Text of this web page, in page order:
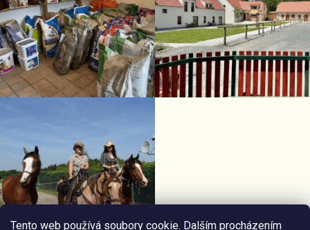
Tento web používá soubory cookie. Dalším procházením